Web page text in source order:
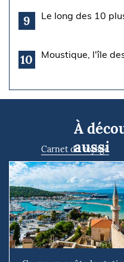
9 Le long des 10
10 Moustique, l'île
À
aussi
Carnet de voyage